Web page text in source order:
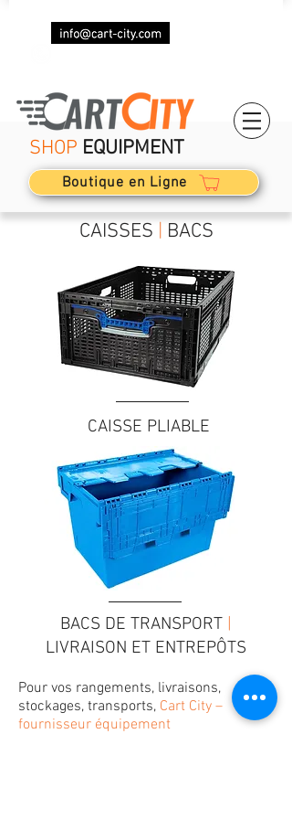
SHOP EQUIPMENT
Boutique en Ligne
CAISSES | BACS
CAISSE PLIABLE
BACS DE TRANSPORT |
LIVRAISON ET ENTREPÔTS
Pour vos rangements, livraisons,
stockages, transports, Cart City –
fournisseur équipement